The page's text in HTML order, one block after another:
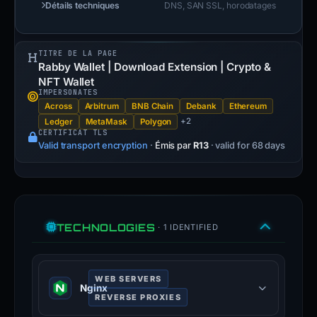
Détails techniques DNS, SAN SSL, horodatages
TITRE DE LA PAGE
Rabby Wallet | Download Extension | Crypto &
NFT Wallet
IMPERSONATES
Across Arbitrum BNB Chain Debank
Ethereum
Ledger
MetaMask Polygon +2
CERTIFICAT TLS
Valid transport encryption · Émis par R13 · valid for 68 days
TECHNOLOGIES · 1 IDENTIFIED
Nginx
WEB SERVERS
REVERSE PROXIES